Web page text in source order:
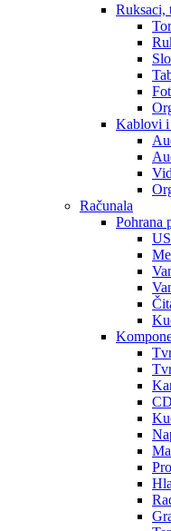
Ruksaci,
Kablovi i
Računala
Pohrana